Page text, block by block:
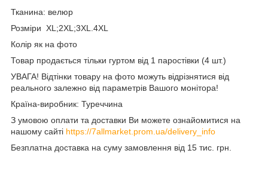
Тканина: велюр
Розміри XL;2XL;3XL.4XL
Колір як на фото
Товар продається тільки гуртом від 1 паростівки (4 шт.)
УВАГА! Відтінки товару на фото можуть відрізнятися від
реального залежно від параметрів Вашого монітора!
Країна-виробник: Туреччина
З умовою оплати та доставки Ви можете ознайомитися на
нашому сайті https://7allmarket.prom.ua/delivery_info
Безплатна доставка на суму замовлення від 15 тис. грн.